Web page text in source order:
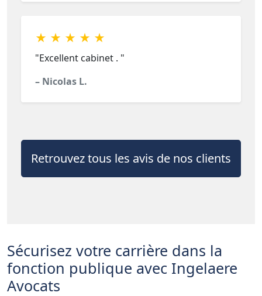
★ ★ ★ ★ ★
"Excellent cabinet . "
– Nicolas L.
Retrouvez tous les avis de nos clients
Sécurisez votre carrière dans la
fonction publique avec Ingelaere
Avocats